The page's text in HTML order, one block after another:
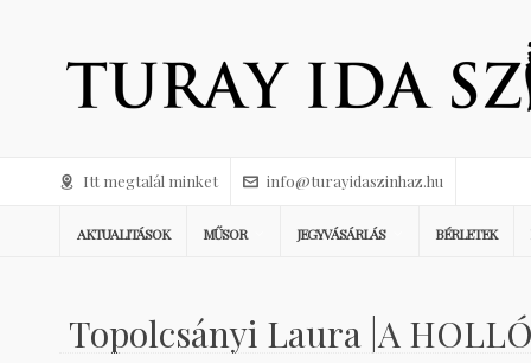
Itt megtalál minket info@turayidaszinhaz.hu
AKTUALITÁSOK MŰSOR JEGYVÁSÁRLÁS BÉRLETEK
Topolcsányi Laura |A